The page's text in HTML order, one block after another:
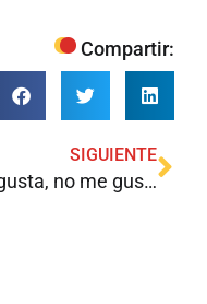
Compartir:
SIGUIENTE
Me gusta, no me gusta. Ich mag es, ich mag es nicht